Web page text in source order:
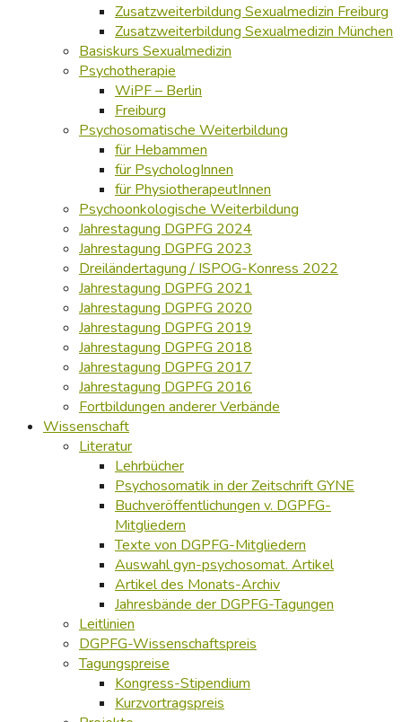
Zusatzweiterbildung Sexualmedizin Freiburg
Zusatzweiterbildung Sexualmedizin München
Basiskurs Sexualmedizin
Psychotherapie
WiPF – Berlin
Freiburg
Psychosomatische Weiterbildung
für Hebammen
für PsychologInnen
für PhysiotherapeutInnen
Psychoonkologische Weiterbildung
Jahrestagung DGPFG 2024
Jahrestagung DGPFG 2023
Dreiländertagung / ISPOG-Konress 2022
Jahrestagung DGPFG 2021
Jahrestagung DGPFG 2020
Jahrestagung DGPFG 2019
Jahrestagung DGPFG 2018
Jahrestagung DGPFG 2017
Jahrestagung DGPFG 2016
Fortbildungen anderer Verbände
Wissenschaft
Literatur
Lehrbücher
Psychosomatik in der Zeitschrift GYNE
Buchveröffentlichungen v. DGPFG-
Mitgliedern
Texte von DGPFG-Mitgliedern
Auswahl gyn-psychosomat. Artikel
Artikel des Monats-Archiv
Jahresbände der DGPFG-Tagungen
Leitlinien
DGPFG-Wissenschaftspreis
Tagungspreise
Kongress-Stipendium
Kurzvortragspreis